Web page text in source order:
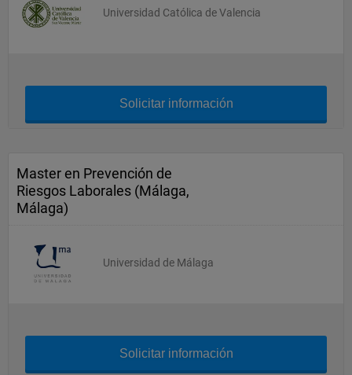
Universidad Católica de Valencia
Solicitar información
Master en Prevención de
Riesgos Laborales (Málaga,
Málaga)
Universidad de Málaga
Solicitar información